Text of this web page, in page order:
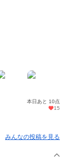
本日あと 10点
15
みんなの投稿を見る